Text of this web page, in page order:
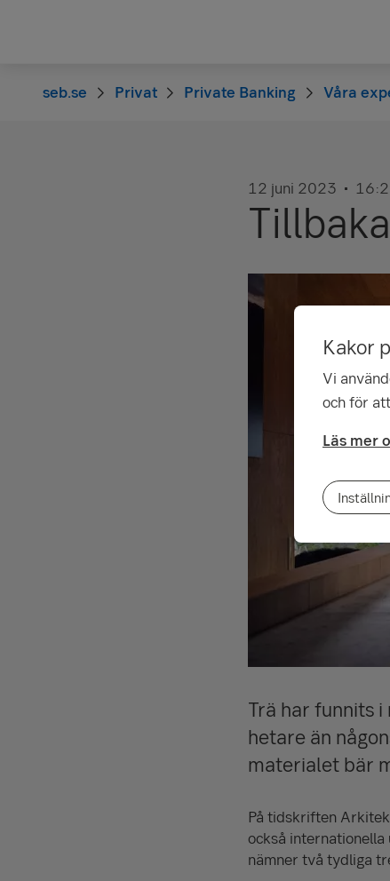
seb.se Privat Private Banking Våra
12 juni 2023
Trä har funnits
hetare än
materialet bär
På tidskriften
också
nämner två tydliga
Kakor
Vi
och för
Läs mer